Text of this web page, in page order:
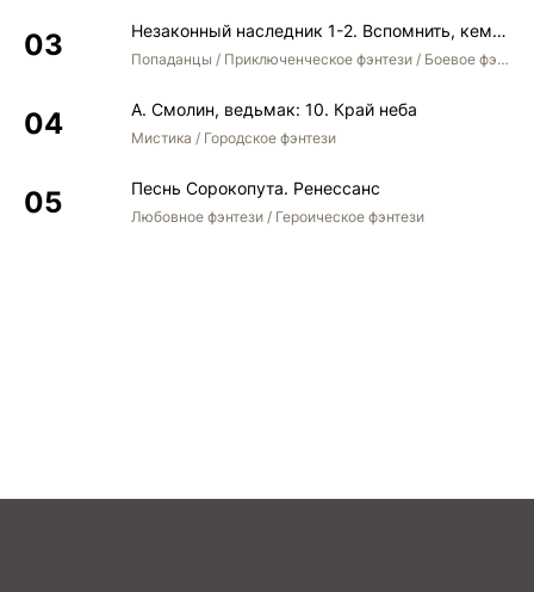
Незаконный наследник 1-2. Вспомнить, кем был. Стать собой. Остаться собой
Попаданцы / Приключенческое фэнтези / Боевое фэнтези / Юмористическое фэнтези
А. Смолин, ведьмак: 10. Край неба
Мистика / Городское фэнтези
Песнь Сорокопута. Ренессанс
Любовное фэнтези / Героическое фэнтези